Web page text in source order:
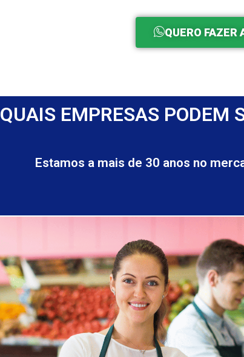
QUERO FAZER
QUAIS EMPRESAS PODEM
Estamos a mais de 30 anos no